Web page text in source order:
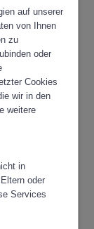
PC
auf unserer
von Ihnen
zu
oder
Cookies
wir in den
weitere
in
oder
Services